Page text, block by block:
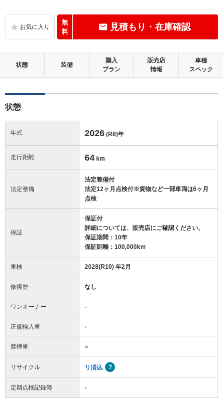
無
料
見積もり・在庫確認
状態 装備
購入
プラン
販売店
情報
車種
スペック
状態
年式 2026 (R8)年
走行距離 64 km
法定整備
法定整備付
法定12ヶ月点検付※貨物など一部車両は6ヶ月
点検
保証
保証付
詳細については、販売店にご確認ください。
保証期間：10年
保証距離：100,000km
車検 2028(R10) 年2月
修復歴 なし
ワンオーナー -
正規輸入車 -
禁煙車 ○
リサイクル リ済込
定期点検記録簿 -